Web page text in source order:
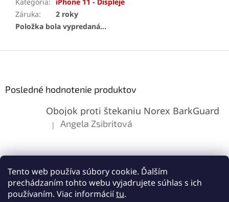
Tento web používa súbory cookie. Ďalším
prechádzaním tohto webu vyjadrujete súhlas s ich
používaním. Viac informáciítu.
Záruka:
2 roky
Položka bola vypredaná…
Posledné hodnotenie produktov
Obojok proti štekaniu Norex BarkGuard
Hodnotenie produktu je 5 z 5 hviezdičiek.
| Angela Zsibritová